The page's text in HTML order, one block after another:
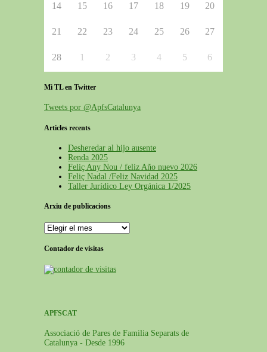
14 15 16 17 18 19 20
21 22 23 24 25 26 27
28 1 2 3 4 5 6
Mi TL en Twitter
Tweets por @ApfsCatalunya
Articles recents
Desheredar al hijo ausente
Renda 2025
Feliç Any Nou / feliz Año nuevo 2026
Feliç Nadal /Feliz Navidad 2025
Taller Jurídico Ley Orgánica 1/2025
Arxiu de publicacions
Contador de visitas
APFSCAT
Associació de Pares de Familia Separats de
Catalunya - Desde 1996